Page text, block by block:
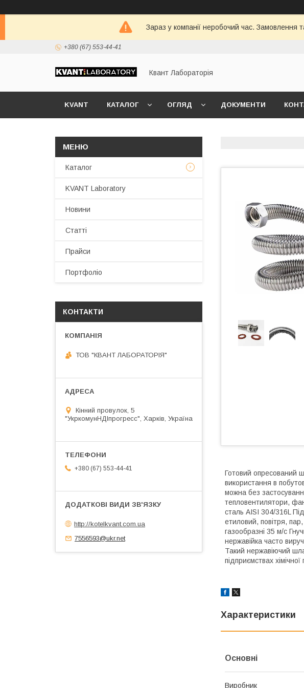
Зараз у компанії неробочий час. Замовлення
+380 (67) 553-44-41
Квант Лабораторія
KVANT КАТАЛОГ ОГЛЯД ДОКУМЕНТИ
Готовий опресований
використання в
можна без
тепловентилятори,
сталь AISI 304/316L
етиловий, повітря,
газообразні 35 м/с
нержавійка часто
Такий нержавіючий
підприємствах
Характеристики
Основні
Виробник
Каталог
KVANT Laboratory
Новини
Статті
Прайси
Портфоліо
КОНТАКТИ
ТОВ "КВАНТ ЛАБОРАТОРІЯ"
Кінний провулок, 5
"УкркомунНДІпрогресс", Харків, Україна
+380 (67) 553-44-41
http://kotelkvant.com.ua
7556593@ukr.net